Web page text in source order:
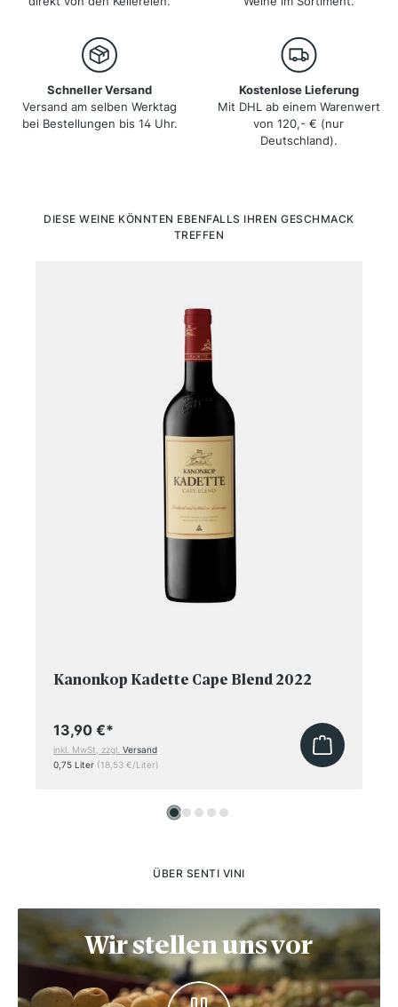
Schneller Versand
Versand am selben Werktag
bei Bestellungen bis 14 Uhr.
Kostenlose Lieferung
Mit DHL ab einem Warenwert
von 120,- € (nur
Deutschland).
Produktgalerie überspringen
DIESE WEINE KÖNNTEN EBENFALLS IHREN GESCHMACK
TREFFEN
Kanonkop Kadette Cape Blend 2022
13,90 €*
inkl. MwSt, zzgl. Versand
0,75 Liter (18,53 €/Liter)
ÜBER SENTI VINI
Wir stellen uns vor